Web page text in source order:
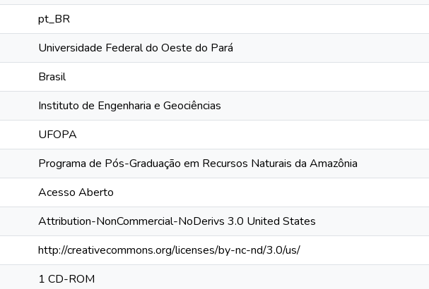
pt_BR
Universidade Federal do Oeste do Pará
Brasil
Instituto de Engenharia e Geociências
UFOPA
Programa de Pós-Graduação em Recursos Naturais da Amazônia
Acesso Aberto
Attribution-NonCommercial-NoDerivs 3.0 United States
http://creativecommons.org/licenses/by-nc-nd/3.0/us/
1 CD-ROM